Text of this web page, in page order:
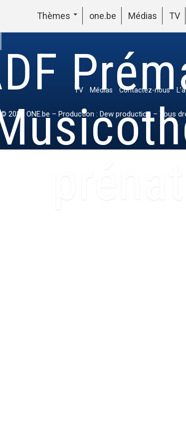
Thèmes one.be Médias TV
TV Médias Contactez-nous
© 2022 ONE.be – Production : Dew production – Tous